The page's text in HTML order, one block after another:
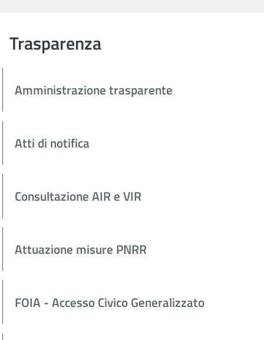
Trasparenza
Amministrazione trasparente
Atti di notifica
Consultazione AIR e VIR
Attuazione misure PNRR
FOIA - Accesso Civico Generalizzato